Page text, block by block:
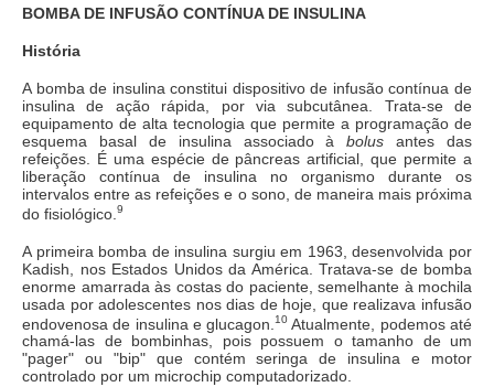
BOMBA DE INFUSÃO CONTÍNUA DE INSULINA
História
A bomba de insulina constitui dispositivo de infusão contínua de
insulina de ação rápida, por via subcutânea. Trata-se de
equipamento de alta tecnologia que permite a programação de
esquema basal de insulina associado àbolus antes das
refeições. É uma espécie de pâncreas artificial, que permite a
liberação contínua de insulina no organismo durante os
intervalos entre as refeições e o sono, de maneira mais próxima
do fisiológico. 9
A primeira bomba de insulina surgiu em 1963, desenvolvida por
Kadish, nos Estados Unidos da América. Tratava-se de bomba
enorme amarrada às costas do paciente, semelhante à mochila
usada por adolescentes nos dias de hoje, que realizava infusão
endovenosa de insulina e glucagon.10 Atualmente, podemos até
chamá-las de bombinhas, pois possuem o tamanho de um
"pager" ou "bip" que contém seringa de insulina e motor
controlado por um microchip computadorizado.